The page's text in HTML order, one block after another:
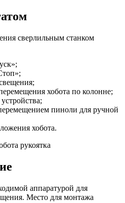
сверлильным станком
хобота по колонне;
пиноли для ручной
хобота.
рукоятка
аппаратурой для
Место для монтажа